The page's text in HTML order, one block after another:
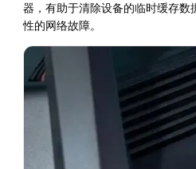
器，有助于清除设备的临时缓存数
性的网络故障。